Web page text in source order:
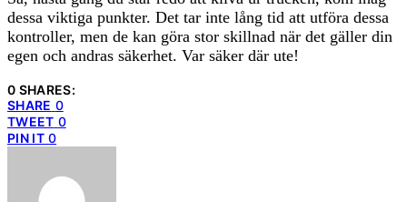
dessa viktiga punkter. Det tar inte lång tid att utföra dessa
kontroller, men de kan göra stor skillnad när det gäller din
egen och andras säkerhet. Var säker där ute!
0 SHARES:
SHARE 0
TWEET 0
PIN IT 0